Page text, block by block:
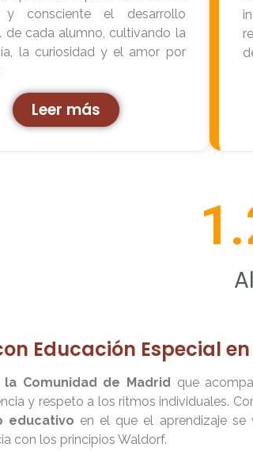
y consciente el desarrollo
de cada alumno, cultivando la
la curiosidad y el amor por
Leer más
Educación Especial
Comunidad de Madrid que
y respeto a los ritmos individuales.
educativo en el que el aprendizaje
con los principios Waldorf.